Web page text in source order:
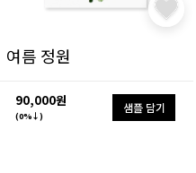
여름 정원
90,000원
(0%↓)
샘플 담기